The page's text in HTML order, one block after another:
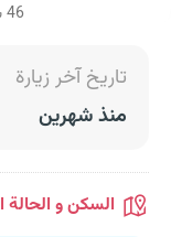
46 سنة
تاريخ آخر زيارة
منذ شهرين
السكن و الحالة